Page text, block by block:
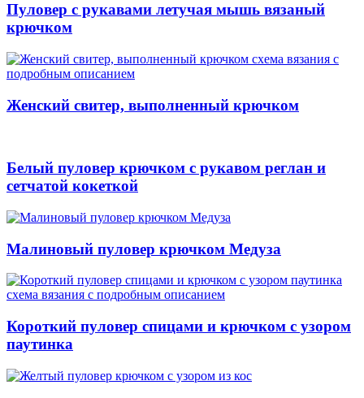
Пуловер с рукавами летучая мышь вязаный
крючком
Женский свитер, выполненный крючком
Белый пуловер крючком с рукавом реглан и
сетчатой кокеткой
Малиновый пуловер крючком Медуза
Короткий пуловер спицами и крючком с узором
паутинка